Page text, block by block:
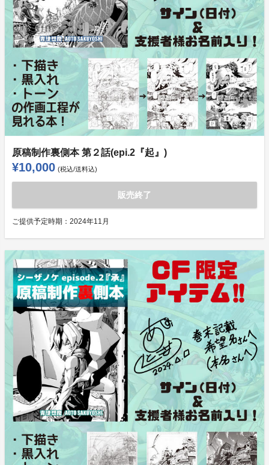
原稿制作裏側本 第２話(epi.2『起』)
¥10,000 (税込/送料込)
販売終了
ご提供予定時期： 2024年11月